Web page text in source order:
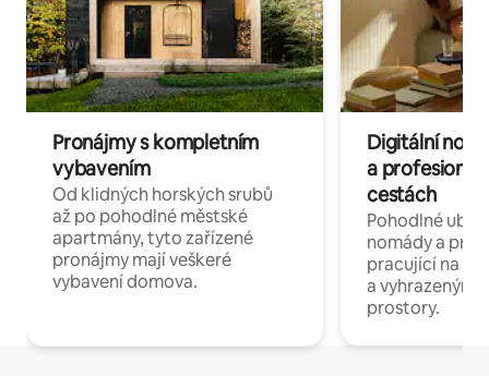
Pronájmy s kompletním
vybavením
Od klidných horských srubů
až po pohodlné městské
apartmány, tyto zařízené
pronájmy mají veškeré
vybavení domova.
Digitální
a
cestách
Pohodlné
nomády a
pracující na
a vyhrazenými
prostory.